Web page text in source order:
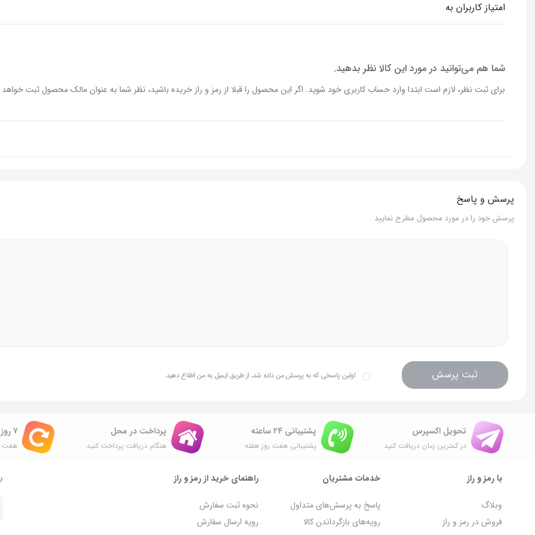
ظرفیت کتری 1.7 لیتر
فیلتر توری ✔️
جنس فیلتر استیل ضد زنگ
جنس پایه چای ساز
امتیاز کاربران به
شما هم می‌توانید در مورد این کالا نظر بدهید.
برای ثبت نظر، لازم است ابتدا وارد حساب کاربری خود شوید. اگر این محصول را قبلا از رمز و راز خریده باشید، نظر شما به عنوان مالک محصول ثبت
پرسش و پاسخ
پرسش خود را در مورد محصول مطرح نمایید
ثبت پرسش اولین پاسخی که به پرسش من داده شد، از طریق ایمیل به من اطلاع دهید.
تحویل اکسپرس
در کمترین زمان دریافت کنید
پشتیبانی ۲۴ ساعته
پشتیبانی هفت روز هفته
پرداخت در محل
هنگام دریافت پرداخت کنید
۷ روز ضمانت بازگشت
هفت
با رمز و راز
وبلاگ
فروش در رمز و راز
خدمات مشتریان
پاسخ به پرسش‌های متداول
رویه‌های بازگرداندن کالا
راهنمای خرید از رمز و راز
نحوه ثبت سفارش
رویه ارسال سفارش